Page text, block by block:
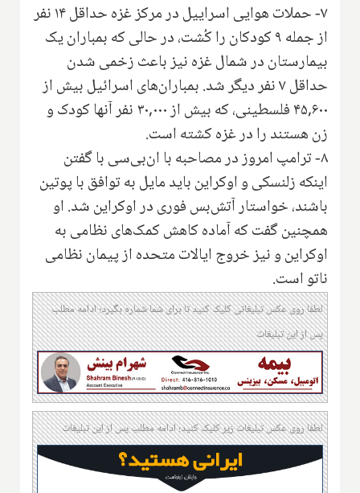
۷- حملات هوایی اسراییل در مرکز غزه حداقل ۱۴ نفر
از جمله ۹ کودکان را کُشت، در حالی که بمباران یک
بیمارستان در شمال غزه نیز باعث زخمی شدن
حداقل ۷ نفر دیگر شد. بمباران‌های اسرائیل بیش از
۴۵,۶۰۰ فلسطینی، که بیش از ۳۰,۰۰۰ نفر آنها کودک و
زن هستند را در غزه کشته است.
۸- ترامپ امروز در مصاحبه با ان‌بی‌سی با گفتن
اینکه زلنسکی و اوکراین باید مایل به توافق با پوتین
باشند، خواستار آتش‌بس فوری در اوکراین شد. او
همچنین گفت که آماده کاهش کمک‌های نظامی به
اوکراین و نیز خروج ایالات متحده از پیمان نظامی
ناتو است.
لطفا روی عکس تبلیغاتی کلیک کنید تا برای شما شماره بگیرد؛ ادامه مطلب
پس از این تبلیغات
لطفا روی عکس تبلیغات زیر کلیک کنید؛ ادامه مطلب پس از این تبلیغات